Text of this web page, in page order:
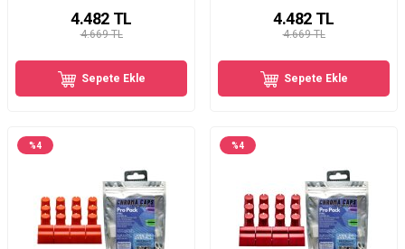
4.669 TL
4.482 TL
Sepete Ekle
4.669 TL
4.482 TL
Sepete Ekle
%4 %4